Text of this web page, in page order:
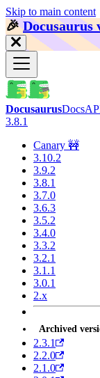
Skip to main content
🎉️Docusaurus
DocusaurusDocs
3.8.1
Canary 🚧
3.10.2
3.9.2
3.8.1
3.7.0
3.6.3
3.5.2
3.4.0
3.3.2
3.2.1
3.1.1
3.0.1
2.x
Archived
2.3.1
2.2.0
2.1.0